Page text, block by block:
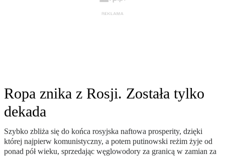
Ropa znika z Rosji. Została tylko
dekada
Szybko zbliża się do końca rosyjska naftowa prosperity, dzięki
której najpierw komunistyczny, a potem putinowski reżim żyje od
ponad pół wieku, sprzedając węglowodory za granicą w zamian za